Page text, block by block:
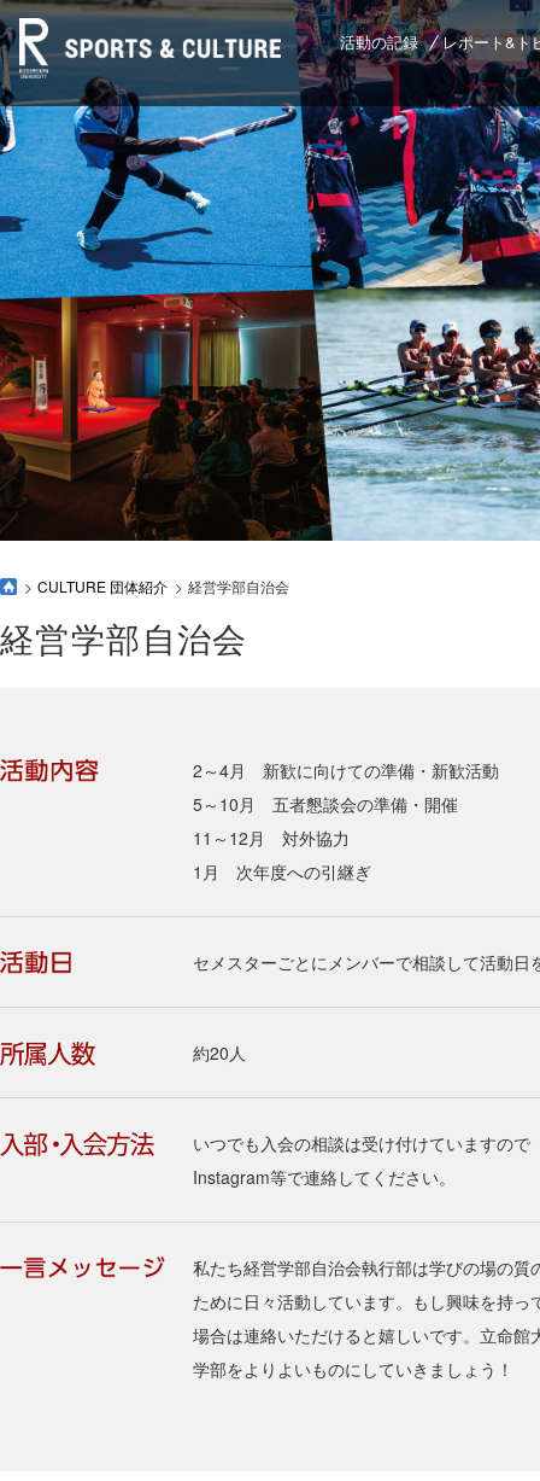
活動の記録 レポート&ト
CULTURE 団体紹介 経営学部自治会
経営学部自治会
2～4月 新歓に向けての準備・新歓活動
5～10月 五者懇談会の準備・開催
11～12月 対外協力
1月 次年度への引継ぎ
セメスターごとにメンバーで相談して活動日
約20人
いつでも入会の相談は受け付けていますので
Instagram等で連絡してください。
私たち経営学部自治会執行部は学びの場の質
ために日々活動しています。もし興味を持っ
場合は連絡いただけると嬉しいです。立命館
学部をよりよいものにしていきましょう！